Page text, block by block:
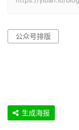
公众号排版
生成海报